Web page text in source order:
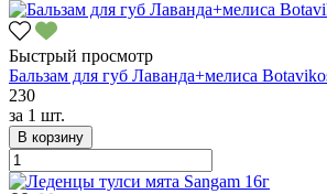
Быстрый просмотр
Бальзам для губ Лаванда+мелиса
230
за 1 шт.
В корзину